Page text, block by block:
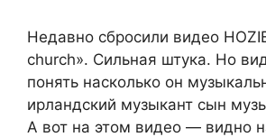
Недавно сбросили видео
church». Сильная штука. Но
понять насколько он
ирландский музыкант сын
А вот на этом видео — видно